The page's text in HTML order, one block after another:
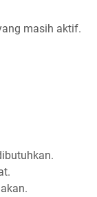
masih aktif.